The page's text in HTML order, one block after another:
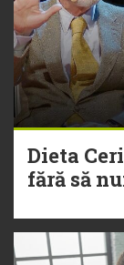
Dieta
fără să